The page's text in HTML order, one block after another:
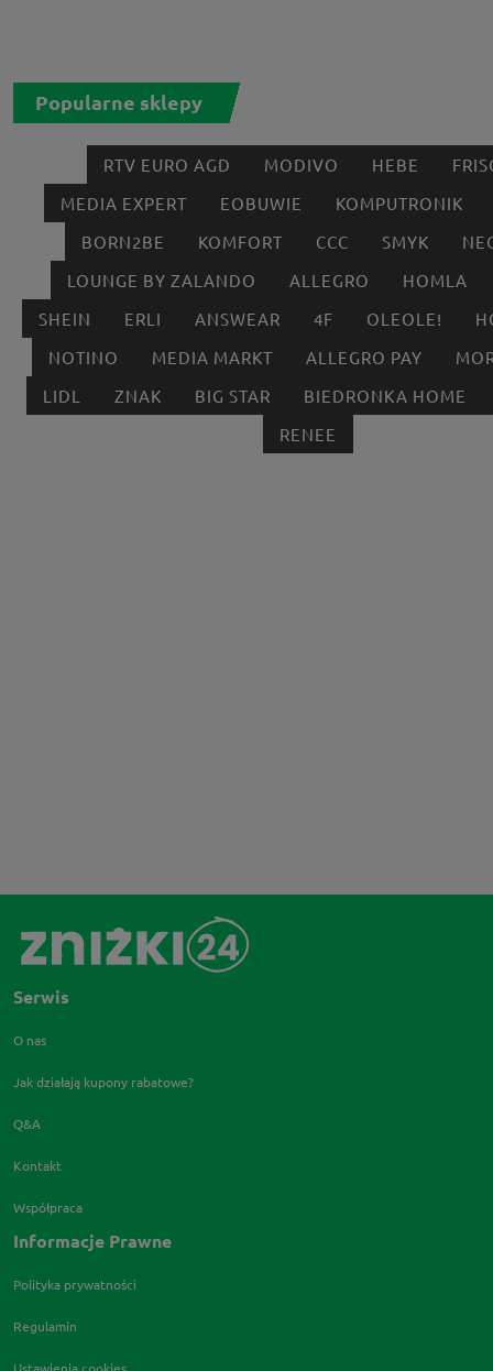
Popularne sklepy
RTV EURO AGD MODIVO HEBE
MEDIA EXPERT
EOBUWIE
KOMPUTRONIK
BORN2BE
KOMFORT CCC SMYK
LOUNGE BY ZALANDO
ALLEGRO
HOMLA
SHEIN
ERLI ANSWEAR 4F OLEOLE!
NOTINO
MEDIA MARKT ALLEGRO PAY
LIDL
ZNAK BIG STAR
BIEDRONKA HOME
RENEE
Serwis
O nas
Jak działają kupony rabatowe?
Q&A
Kontakt
Współpraca
Informacje Prawne
Polityka prywatności
Regulamin